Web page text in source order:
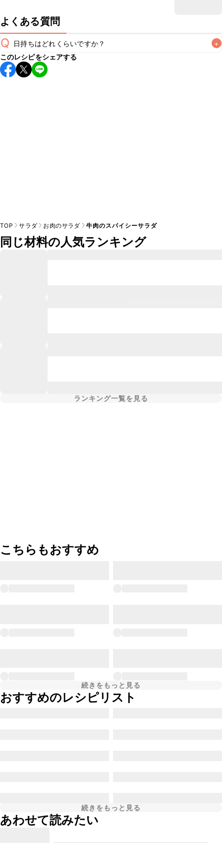
よくある質問
Q 日持ちはどれくらいですか？ +
保存期間は冷蔵で当日中が目安です。なるべくお早めにお召
し上がりください。
このレシピをシェアする
TOP サラダ お肉のサラダ 牛肉のスパイシーサラダ
同じ材料の人気ランキング
ランキング一覧を見る
こちらもおすすめ
続きをもっと見る
おすすめのレシピリスト
続きをもっと見る
あわせて読みたい